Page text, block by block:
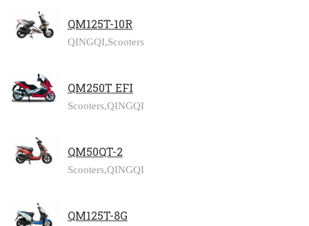
QM125T-10R
QINGQI,Scooters
QM250T EFI
Scooters,QINGQI
QM50QT-2
Scooters,QINGQI
QM125T-8G